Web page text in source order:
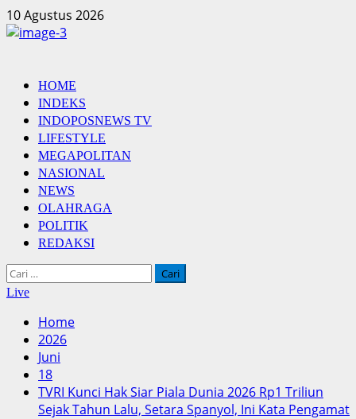
Skip
to
10 Agustus 2026
Primary
Menu
HOME
INDEKS
INDOPOSNEWS TV
LIFESTYLE
MEGAPOLITAN
NASIONAL
NEWS
OLAHRAGA
POLITIK
REDAKSI
Cari
untuk:
Live
Home
2026
Juni
18
TVRI Kunci Hak Siar Piala Dunia 2026 Rp1 Triliun
Sejak Tahun Lalu, Setara Spanyol, Ini Kata Pengamat